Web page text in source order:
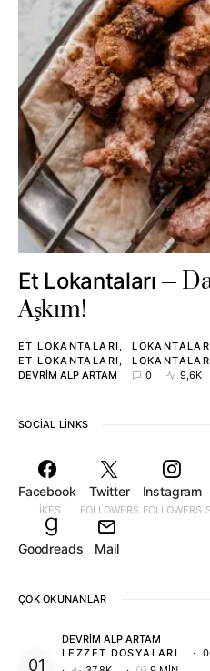
Et Lokantaları
Aşkım!
ET LOKANTALARI
ET LOKANTALARI
DEVRIM ALP ARTAM
0 9,6K
SOCIAL LINKS
Facebook
LIKES
Twitter
FOLLOWERS
Instagram
FOLLOWERS
Goodreads Mail
ÇOK OKUNANLAR
DEVRIM ALP ARTAM
LEZZET DOSYALARI